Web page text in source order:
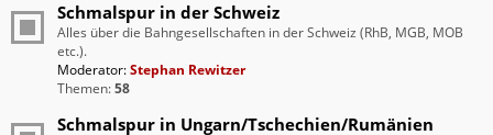
Schmalspur in der Schweiz
Alles über die Bahngesellschaften in der Schweiz (RhB, MGB, MOB
etc.).
Moderator:Stephan Rewitzer
Themen:58
Schmalspur in Ungarn/Tschechien/Rumänien